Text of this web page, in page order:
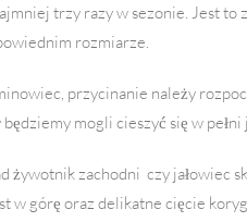
trzy razy w sezonie. Jest to
rozmiarze.
przycinanie należy
mogli cieszyć się w pełni
żywotnik zachodni czy jałowiec
w górę oraz delikatne cięcie